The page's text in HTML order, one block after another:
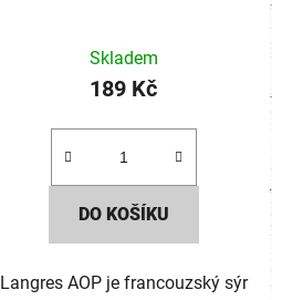
Skladem
189 Kč
DO KOŠÍKU
Langres AOP je francouzský sýr